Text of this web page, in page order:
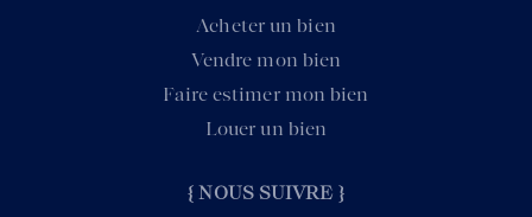
Acheter un bien
Vendre mon bien
Faire estimer mon bien
Louer un bien
{ NOUS SUIVRE }